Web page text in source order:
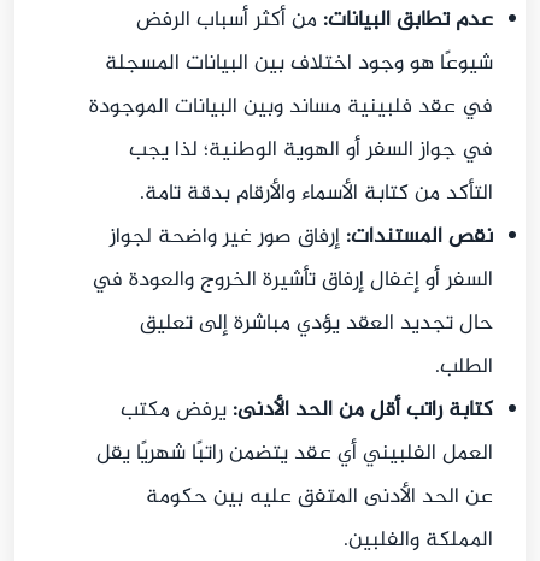
عدم تطابق البيانات: من أكثر أسباب الرفض
شيوعًا هو وجود اختلاف بين البيانات المسجلة
في عقد فلبينية مساند وبين البيانات الموجودة
في جواز السفر أو الهوية الوطنية؛ لذا يجب
التأكد من كتابة الأسماء والأرقام بدقة تامة.
نقص المستندات: إرفاق صور غير واضحة لجواز
السفر أو إغفال إرفاق تأشيرة الخروج والعودة في
حال تجديد العقد يؤدي مباشرة إلى تعليق
الطلب.
كتابة راتب أقل من الحد الأدنى: يرفض مكتب
العمل الفلبيني أي عقد يتضمن راتبًا شهريًا يقل
عن الحد الأدنى المتفق عليه بين حكومة
المملكة والفلبين.